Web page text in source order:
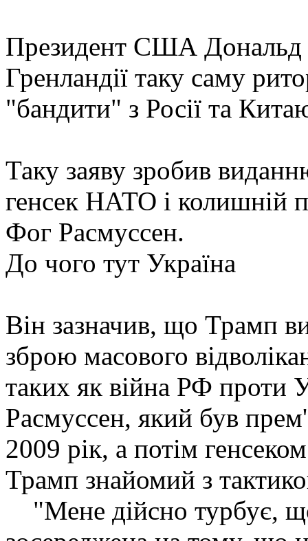
Президент США Дональд
Гренландії таку саму
"бандити" з Росії та
Таку заяву зробив
генсек НАТО і колишній
Фог Расмуссен.
До чого тут Україна
Він зазначив, що Трамп
зброю масового
таких як війна РФ проти
Расмуссен, який був
2009 рік, а потім
Трамп знайомий з
"Мене дійсно турбує, що